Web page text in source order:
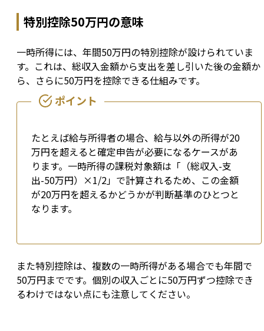
特別控除50万円の意味
一時所得には、年間50万円の特別控除が設けられていま
す。これは、総収入金額から支出を差し引いた後の金額か
ら、さらに50万円を控除できる仕組みです。
たとえば給与所得者の場合、給与以外の所得が20
万円を超えると確定申告が必要になるケースがあ
ります。一時所得の課税対象額は「（総収入-支
出-50万円）×1/2」で計算されるため、この金額
が20万円を超えるかどうかが判断基準のひとつと
なります。
また特別控除は、複数の一時所得がある場合でも年間で
50万円までです。個別の収入ごとに50万円ずつ控除でき
るわけではない点にも注意してください。